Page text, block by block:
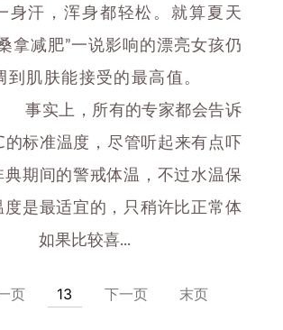
身汗，浑身都轻松。就算夏天
拿减肥”一说影响的漂亮女孩仍
到肌肤能接受的最高值。
事实上，所有的专家都会告诉
标准温度，尽管听起来有点吓
典期间的警戒体温，不过水温保
度是最适宜的，只稍许比正常体
如果比较喜...
页 13 下一页 末页